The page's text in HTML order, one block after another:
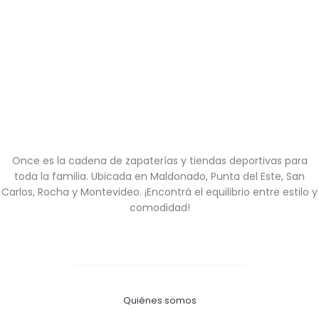
Once es la cadena de zapaterías y tiendas deportivas para
toda la familia. Ubicada en Maldonado, Punta del Este, San
Carlos, Rocha y Montevideo. ¡Encontrá el equilibrio entre estilo y
comodidad!
Quiénes somos